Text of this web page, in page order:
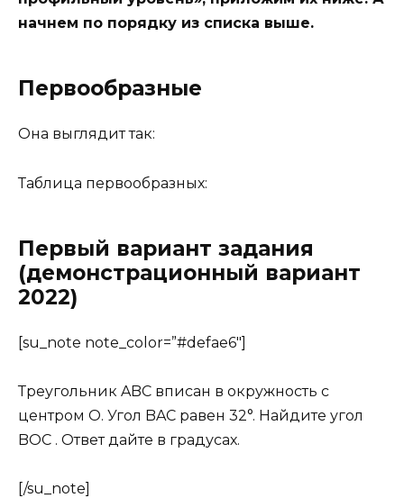
начнем по порядку из списка выше.
Первообразные
Она выглядит так:
Таблица первообразных:
Первый вариант задания
(демонстрационный вариант
2022)
[su_note note_color=”#defae6″]
Треугольник ABC вписан в окружность с
центром O. Угол BAC равен 32°. Найдите угол
BOC . Ответ дайте в градусах.
[/su_note]